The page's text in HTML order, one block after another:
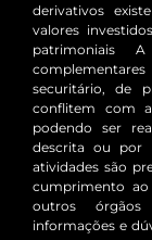
derivativos
valores
patrimoniais
securitário, de
conflitem com a
podendo ser
descrita ou por
atividades são
cumprimento
outros órgãos
informações e